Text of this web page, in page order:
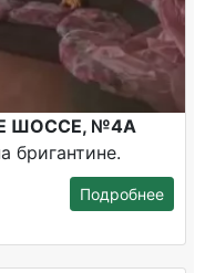
ШОССЕ, №4А
бригантине.
Подробнее